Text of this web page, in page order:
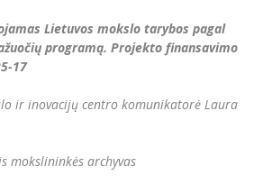
Lietuvos mokslo tarybos pagal
programą. Projekto finansavimo
17
ir inovacijų centro komunikatorė Laura
mokslininkės archyvas